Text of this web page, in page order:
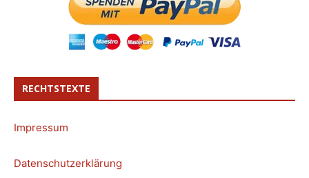
RECHTSTEXTE
Impressum
Datenschutzerklärung